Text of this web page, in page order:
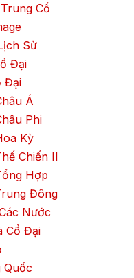
Cổ
Sử
Đại
Đại
Á
Phi
Kỳ
Chiến II
Hợp
Đông
Nước
Cổ Đại
Quốc